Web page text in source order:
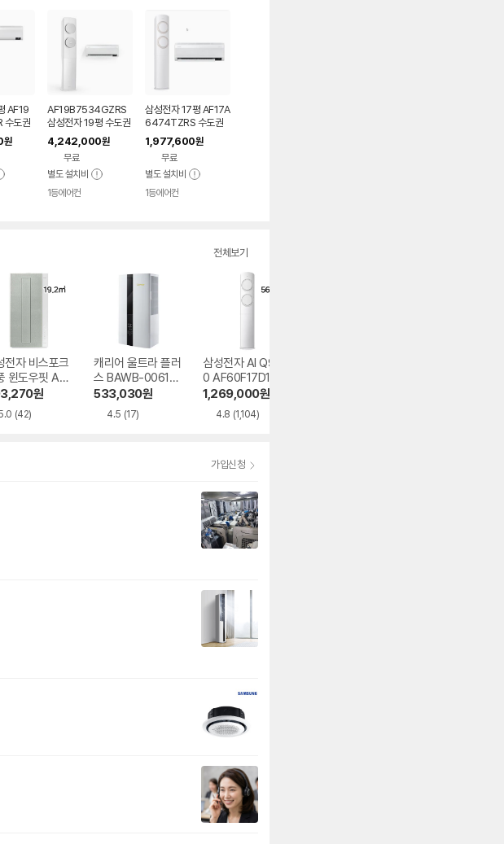
AF19
도권
인원
원
AF19B7534GZRS
삼성전자 19평 수도권
기본설치 포함 투인원
에어컨
4,242,000원
무료
별도 설치비
1등에어컨
삼성전자 17평 AF17A
6474TZRS 수도권
기본설치 포함 투인원
에어컨
1,977,600원
무료
별도 설치비
1등에어컨
전체보기
전자 비스포크
윈도우핏 AW
원
(42)
캐리어 울트라 플러
스 BAWB-0061YA
WSD
533,030원
4.5 (17)
삼성전자 AI Q900
0 AF60F17D11GS
1,269,000원
4.8 (1,104)
가입신청